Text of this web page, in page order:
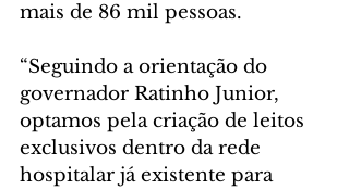
mais de 86 mil pessoas.
“Seguindo a orientação do
governador Ratinho Junior,
optamos pela criação de leitos
exclusivos dentro da rede
hospitalar já existente para